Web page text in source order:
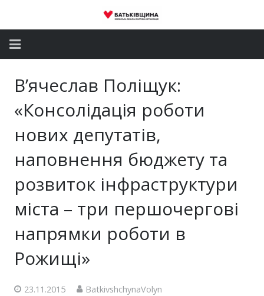
Депутатський корпус
Громадські приймальні
Контакти
В’ячеслав Поліщук:
«Консолідація роботи
нових депутатів,
наповнення бюджету та
розвиток інфраструктури
міста – три першочергові
напрямки роботи в
Рожищі»
23.11.2015
BatkivshchynaVolyn